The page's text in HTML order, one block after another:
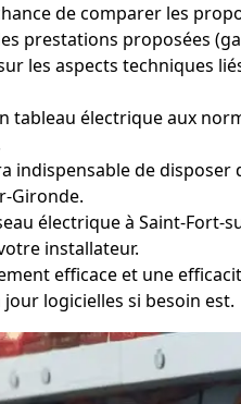
de comparer les
prestations proposées
les aspects techniques
tableau électrique aux
indispensable de
Gironde.
électrique à Saint-Fort-
installateur.
efficace et une
logicielles si besoin est.